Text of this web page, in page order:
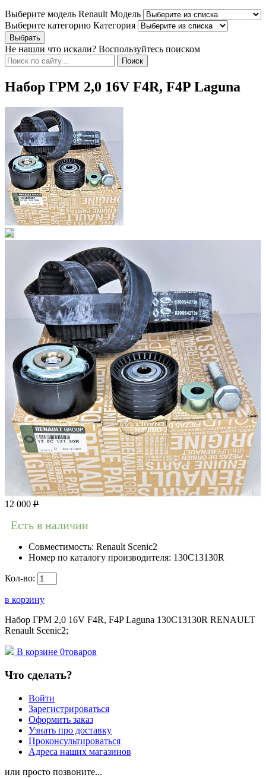
Выберите модель Renault Модель
Выберите категорию Категория
Не нашли что искали? Воспользуйтесь поиском
Набор ГРМ 2,0 16V F4R, F4P Laguna
12 000 Р
Есть в наличии
Совместимость: Renault Scenic2
Номер по каталогу производителя: 130C13130R
Кол-во:
в корзину
Набор ГРМ 2,0 16V F4R, F4P Laguna 130C13130R RENAULT
Renault Scenic2;
В корзине 0товаров
Что сделать?
Войти
Зарегистрироваться
Оформить заказ
Узнать про доставку
Проконсультироваться
Адреса наших магазинов
или просто позвоните...